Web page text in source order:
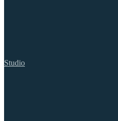
Studio